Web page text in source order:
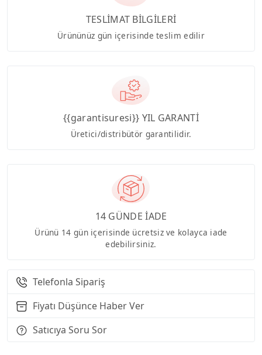
TESLİMAT BİLGİLERİ
Ürününüz gün içerisinde teslim edilir
{{garantisuresi}} YIL GARANTİ
Üretici/distribütör garantilidir.
14 GÜNDE İADE
Ürünü 14 gün içerisinde ücretsiz ve kolayca iade
edebilirsiniz.
Telefonla Sipariş
Fiyatı Düşünce Haber Ver
Satıcıya Soru Sor